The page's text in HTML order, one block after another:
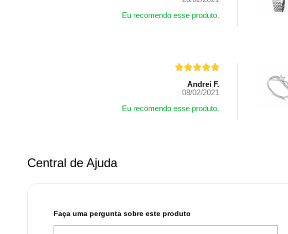
Eu recomendo esse produto.
Andrei F.
08/02/2021
Eu recomendo esse produto.
Central de Ajuda
Faça uma pergunta sobre este produto